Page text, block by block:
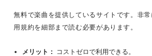
無料で楽曲を提供しているサイトです。非
用規約を細部まで読む必要があります。
メリット：
コストゼロで利用できる。